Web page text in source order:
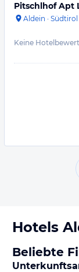
Pitschlhof Apt
Aldein · Südtirol
Keine
Hotels
Beliebte